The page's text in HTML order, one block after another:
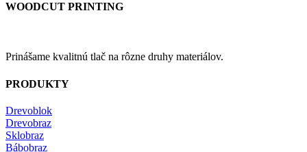
WOODCUT PRINTING
Prinášame kvalitnú tlač na rôzne druhy materiálov.
PRODUKTY
Drevoblok
Drevobraz
Sklobraz
Bábobraz